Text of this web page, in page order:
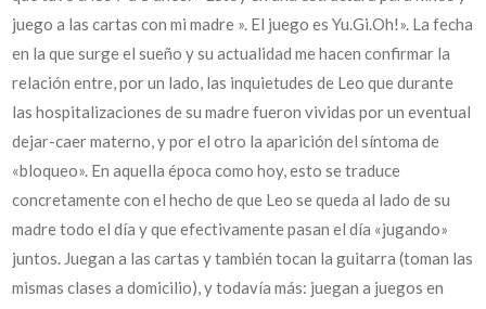
juego a las cartas con mi madre ». El juego es Yu.Gi.Oh!». La fecha
en la que surge el sueño y su actualidad me hacen confirmar la
relación entre, por un lado, las inquietudes de Leo que durante
las hospitalizaciones de su madre fueron vividas por un eventual
dejar-caer materno, y por el otro la aparición del síntoma de
«bloqueo». En aquella época como hoy, esto se traduce
concretamente con el hecho de que Leo se queda al lado de su
madre todo el día y que efectivamente pasan el día «jugando»
juntos. Juegan a las cartas y también tocan la guitarra (toman las
mismas clases a domicilio), y todavía más: juegan a juegos en